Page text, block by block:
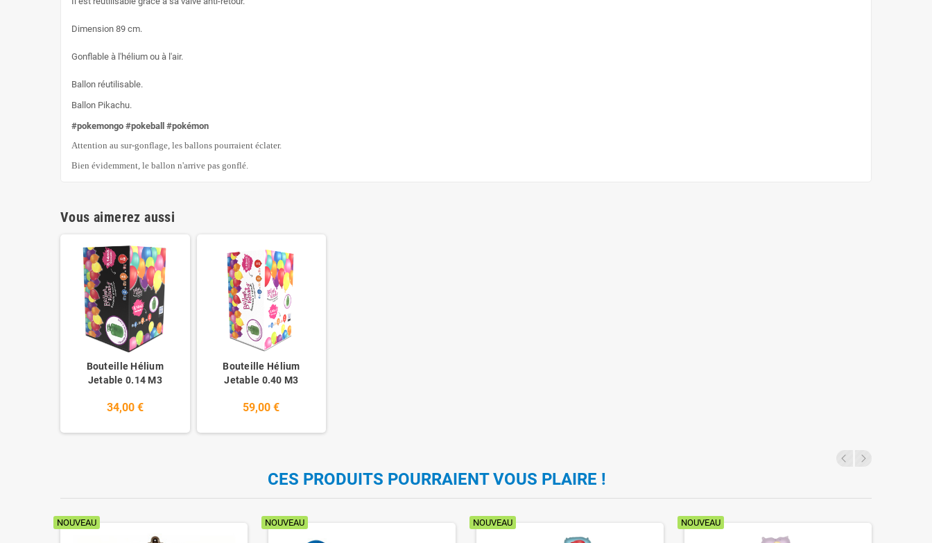
Dimension 89 cm.
Gonflable à l'hélium ou à l'air.
Ballon réutilisable.
Ballon Pikachu.
#pokemongo #pokeball #pokémon
Attention au sur-gonflage, les ballons pourraient éclater.
Bien évidemment, le ballon n'arrive pas gonflé.
Vous aimerez aussi
Bouteille Hélium
Jetable 0.14 M3
34,00 €
Bouteille Hélium
Jetable 0.40 M3
59,00 €
CES PRODUITS POURRAIENT VOUS PLAIRE !
NOUVEAU NOUVEAU NOUVEAU NOUVEAU